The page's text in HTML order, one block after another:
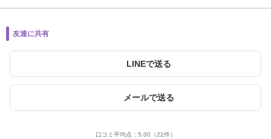
友達に共有
LINEで送る
メールで送る
口コミ平均点： 5.00 （22件）